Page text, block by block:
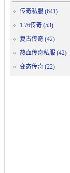
传奇私服 (641)
1.76传奇 (53)
复古传奇 (42)
热血传奇私服 (42)
变态传奇 (22)